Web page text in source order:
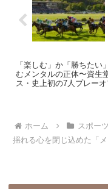
「楽しむ」か「勝ちたい
むメンタルの正体〜資生
ス・史上初の7人プレーオ
ホーム スポーツ
揺れる心を閉じ込めた「